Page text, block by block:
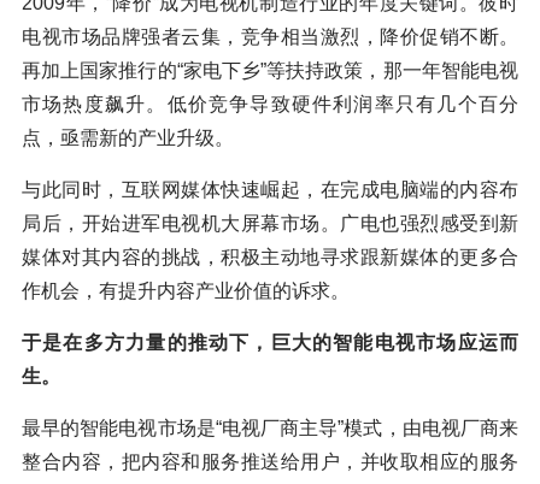
电视市场品牌强者云集，竞争相当激烈，降价促销不断。
再加上国家推行的“家电下乡”等扶持政策，那一年智能电视
市场热度飙升。低价竞争导致硬件利润率只有几个百分
点，亟需新的产业升级。
与此同时，互联网媒体快速崛起，在完成电脑端的内容布
局后，开始进军电视机大屏幕市场。广电也强烈感受到新
媒体对其内容的挑战，积极主动地寻求跟新媒体的更多合
作机会，有提升内容产业价值的诉求。
于是在多方力量的推动下，巨大的智能电视市场应运而
生。
最早的智能电视市场是“电视厂商主导”模式，由电视厂商来
整合内容，把内容和服务推送给用户，并收取相应的服务